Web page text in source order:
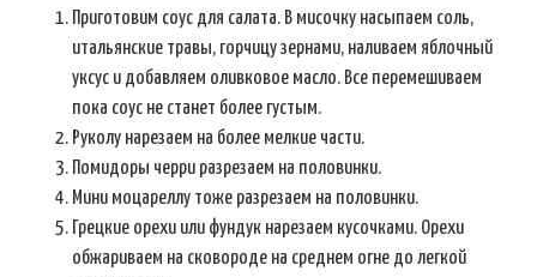
Приготовим соус для салата. В мисочку насыпаем соль,
итальянские травы, горчицу зернами, наливаем яблочный
уксус и добавляем оливковое масло. Все перемешиваем
пока соус не станет более густым.
Руколу нарезаем на более мелкие части.
Помидоры черри разрезаем на половинки.
Мини моцареллу тоже разрезаем на половинки.
Грецкие орехи или фундук нарезаем кусочками. Орехи
обжариваем на сковороде на среднем огне до легкой